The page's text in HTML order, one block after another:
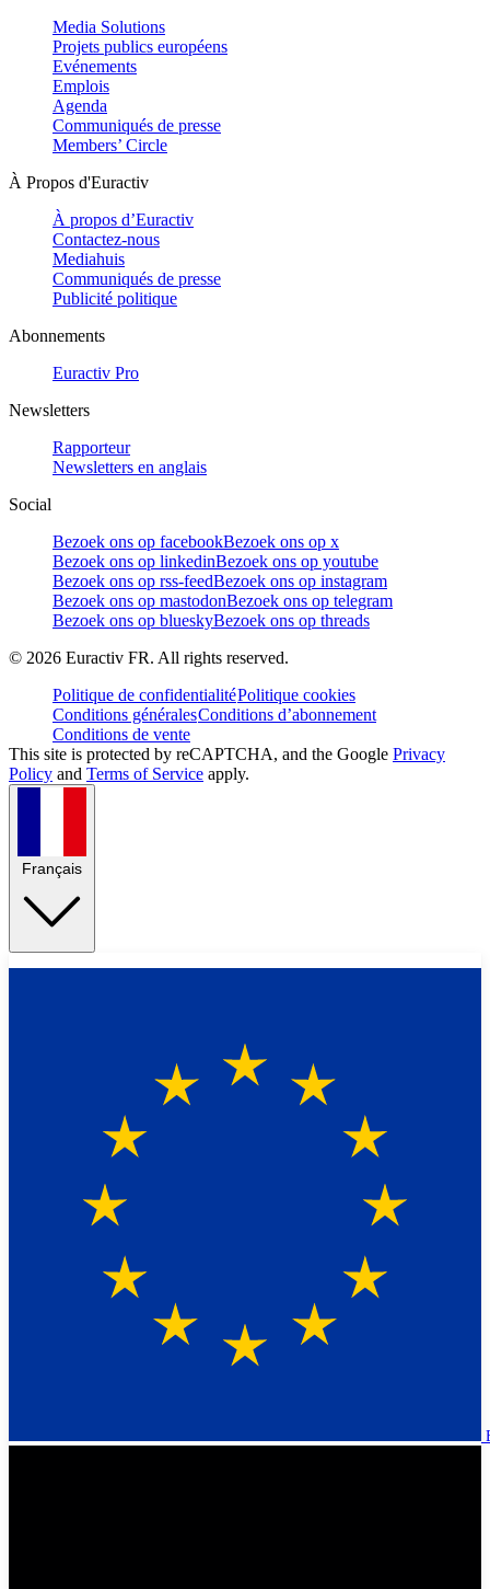
Media Solutions
Projets publics européens
Evénements
Emplois
Agenda
Communiqués de presse
Members’ Circle
À Propos d'Euractiv
À propos d’Euractiv
Contactez-nous
Mediahuis
Communiqués de presse
Publicité politique
Abonnements
Euractiv Pro
Newsletters
Rapporteur
Newsletters en anglais
Social
Bezoek ons op facebookBezoek ons op x
Bezoek ons op linkedinBezoek ons op youtube
Bezoek ons op rss-feedBezoek ons op instagram
Bezoek ons op mastodonBezoek ons op telegram
Bezoek ons op blueskyBezoek ons op threads
© 2026 Euractiv FR. All rights reserved.
Politique de confidentialitéPolitique cookies
Conditions généralesConditions d’abonnement
Conditions de vente
This site is protected by reCAPTCHA, and the Google Privacy
Policy and Terms of Service apply.
Français